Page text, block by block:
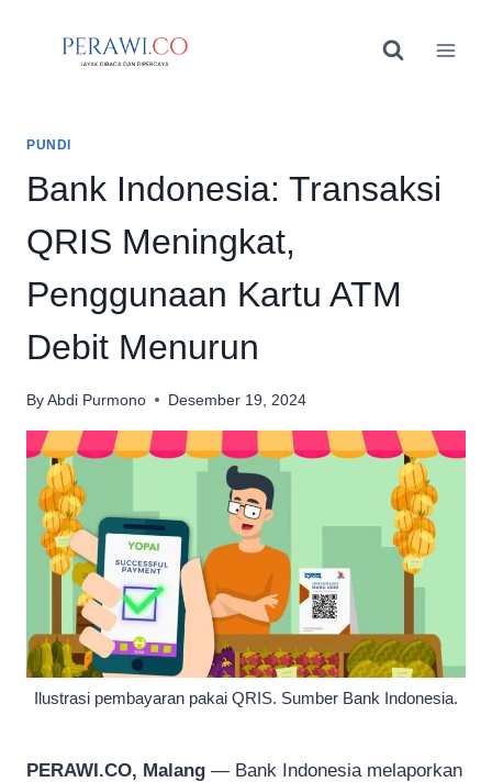
PUNDI
Bank Indonesia: Transaksi
QRIS Meningkat,
Penggunaan Kartu ATM
Debit Menurun
By Abdi Purmono Desember 19, 2024
Ilustrasi pembayaran pakai QRIS. Sumber Bank Indonesia.
PERAWI.CO, Malang — Bank Indonesia melaporkan